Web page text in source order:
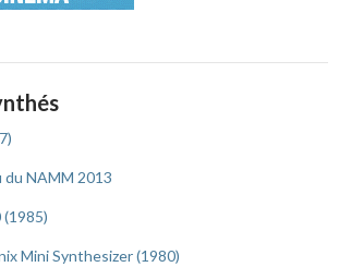
NAMM 2013
(1985)
Mini Synthesizer (1980)